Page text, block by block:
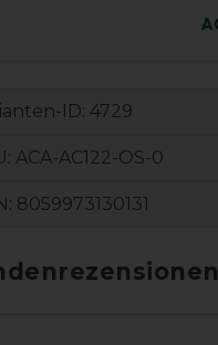
ID: 4729
ACA-AC122-OS-0
8059973130131